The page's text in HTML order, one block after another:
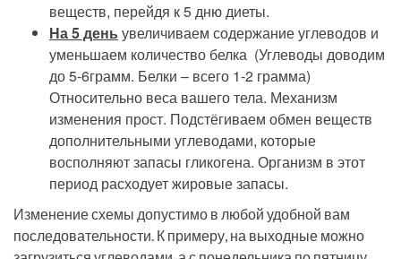
веществ, перейдя к 5 дню диеты.
На 5 день увеличиваем содержание углеводов и
уменьшаем количество белка (Углеводы доводим
до 5-6грамм. Белки – всего 1-2 грамма)
Относительно веса вашего тела. Механизм
изменения прост. Подстёгиваем обмен веществ
дополнительными углеводами, которые
восполняют запасы гликогена. Организм в этот
период расходует жировые запасы.
Изменение схемы допустимо в любой удобной вам
последовательности. К примеру, на выходные можно